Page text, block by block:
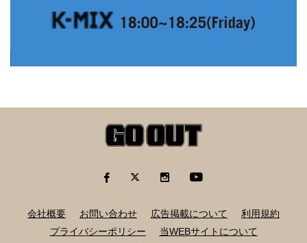
会社概要 お問い合わせ 広告掲載について
利用規約
プライバシーポリシー
当WEBサイトについて